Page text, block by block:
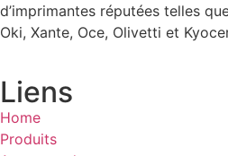
d’imprimantes réputées telles
Oki, Xante, Oce, Olivetti et
Liens
Home
Produits